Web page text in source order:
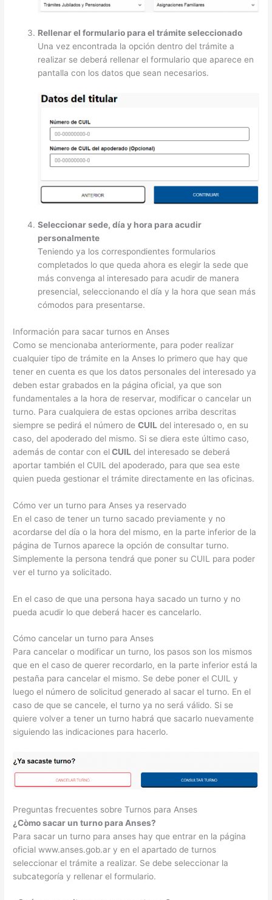
Rellenar el formulario para el trámite seleccionado
Una vez encontrada la opción dentro del trámite a
realizar se deberá rellenar el formulario que aparece en
pantalla con los datos que sean necesarios.
Seleccionar sede, día y hora para acudir
personalmente
Teniendo ya los correspondientes formularios
completados lo que queda ahora es elegir la sede que
más convenga al interesado para acudir de manera
presencial, seleccionando el día y la hora que sean más
cómodos para presentarse.
Información para sacar turnos en Anses
Como se mencionaba anteriormente, para poder realizar
cualquier tipo de trámite en la Anses lo primero que hay que
tener en cuenta es que los datos personales del interesado ya
deben estar grabados en la página oficial, ya que son
fundamentales a la hora de reservar, modificar o cancelar un
turno. Para cualquiera de estas opciones arriba descritas
siempre se pedirá el número deCUIL del interesado o, en su
caso, del apoderado del mismo. Si se diera este último caso,
además de contar con el CUIL del interesado se deberá
aportar también el CUIL del apoderado, para que sea este
quien pueda gestionar el trámite directamente en las oficinas.
Cómo ver un turno para Anses ya reservado
En el caso de tener un turno sacado previamente y no
acordarse del día o la hora del mismo, en la parte inferior de la
página de Turnos aparece la opción de consultar turno.
Simplemente la persona tendrá que poner su CUIL para poder
ver el turno ya solicitado.
En el caso de que una persona haya sacado un turno y no
pueda acudir lo que deberá hacer es cancelarlo.
Cómo cancelar un turno para Anses
Para cancelar o modificar un turno, los pasos son los mismos
que en el caso de querer recordarlo, en la parte inferior está la
pestaña para cancelar el mismo. Se debe poner el CUIL y
luego el número de solicitud generado al sacar el turno. En el
caso de que se cancele, el turno ya no será válido. Si se
quiere volver a tener un turno habrá que sacarlo nuevamente
siguiendo las indicaciones para hacerlo.
Preguntas frecuentes sobre Turnos para Anses
¿Còmo sacar un turno para Anses?
Para sacar un turno para anses hay que entrar en la página
oficial www.anses.gob.ar y en el apartado de turnos
seleccionar el trámite a realizar. Se debe seleccionar la
subcategoría y rellenar el formulario.